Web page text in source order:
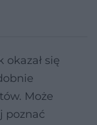
okazał się
Może
poznać